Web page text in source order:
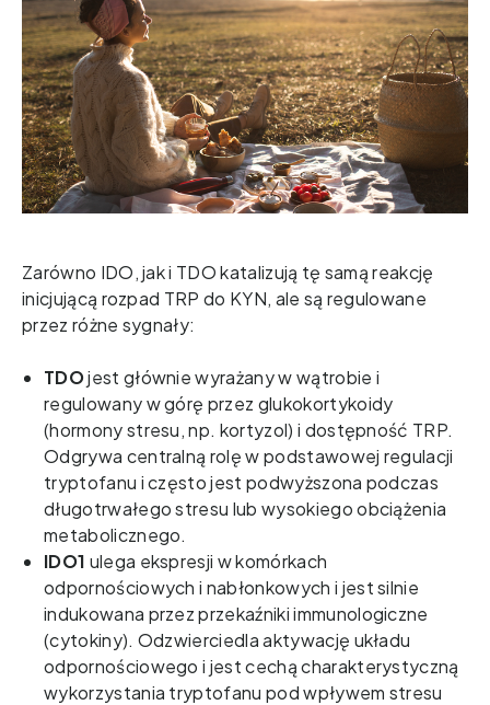
Zarówno IDO, jak i TDO katalizują tę samą reakcję
inicjującą rozpad TRP do KYN, ale są regulowane
przez różne sygnały:
TDO jest głównie wyrażany w wątrobie i
regulowany w górę przez glukokortykoidy
(hormony stresu, np. kortyzol) i dostępność TRP.
Odgrywa centralną rolę w podstawowej regulacji
tryptofanu i często jest podwyższona podczas
długotrwałego stresu lub wysokiego obciążenia
metabolicznego.
IDO1 ulega ekspresji w komórkach
odpornościowych i nabłonkowych i jest silnie
indukowana przez przekaźniki immunologiczne
(cytokiny). Odzwierciedla aktywację układu
odpornościowego i jest cechą charakterystyczną
wykorzystania tryptofanu pod wpływem stresu